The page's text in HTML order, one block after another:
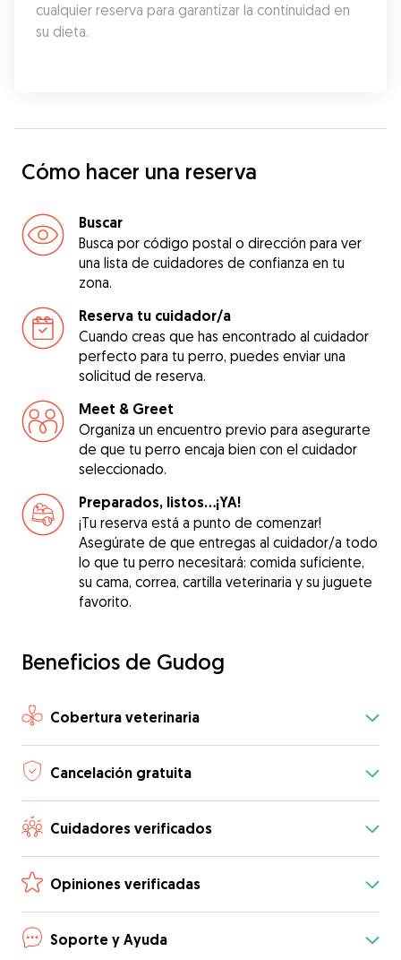
cualquier reserva para garantizar la continuidad en
su dieta.
Cómo hacer una reserva
Buscar
Busca por código postal o dirección para ver
una lista de cuidadores de confianza en tu
zona.
Reserva tu cuidador/a
Cuando creas que has encontrado al cuidador
perfecto para tu perro, puedes enviar una
solicitud de reserva.
Meet & Greet
Organiza un encuentro previo para asegurarte
de que tu perro encaja bien con el cuidador
seleccionado.
Preparados, listos...¡YA!
¡Tu reserva está a punto de comenzar!
Asegúrate de que entregas al cuidador/a todo
lo que tu perro necesitará: comida suficiente,
su cama, correa, cartilla veterinaria y su juguete
favorito.
Beneficios de Gudog
Cobertura veterinaria
Cancelación gratuita
Cuidadores verificados
Opiniones verificadas
Soporte y Ayuda